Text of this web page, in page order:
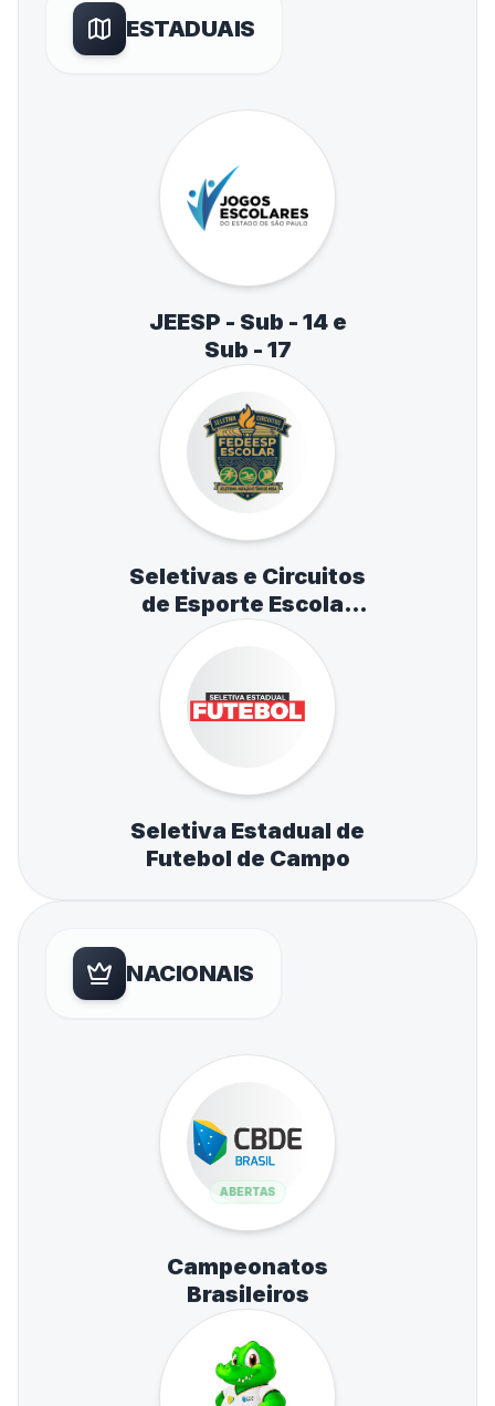
ESTADUAIS
JEESP - Sub - 14 e
Sub - 17
Seletivas e Circuitos
de Esporte Escolar
de Atletismo,
Natação e Tênis de
Mesa
Seletiva Estadual de
Futebol de Campo
NACIONAIS
ABERTAS
Campeonatos
Brasileiros